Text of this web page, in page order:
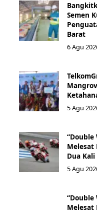
Semen
Barat
6 Agu
5 Agu
“Double
Melesat
Dua
5 Agu
“Double
Melesat